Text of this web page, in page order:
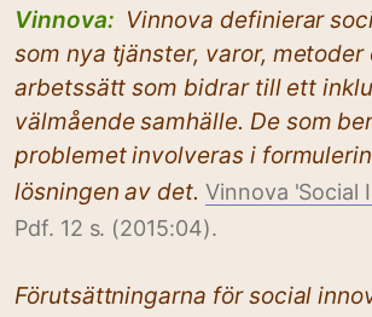
Vinnova: Vinnova definierar
som nya tjänster, varor, metoder
arbetssätt som bidrar till ett
välmående samhälle. De som
problemet involveras i
lösningen av det. Vinnova 'Social
Pdf. 12 s. (2015:04).
Förutsättningarna för social